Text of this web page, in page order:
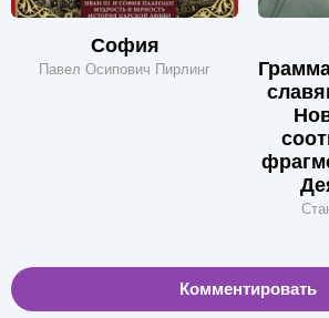
София
Павел Осипович Пирлинг
Комментировать